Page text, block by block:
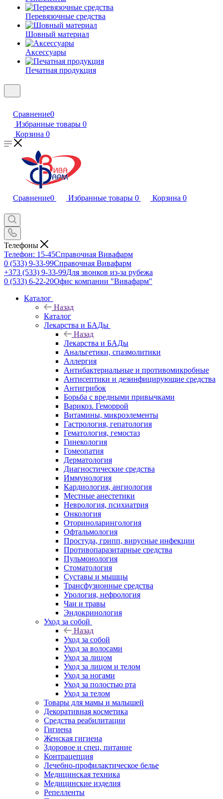
Перевязочные средства
Шовный материал
Аксессуары
Печатная продукция
Сравнение0
Избранные товары 0
Корзина 0
Сравнение0 Избранные товары 0 Корзина 0
Телефоны
Телефон: 15-45Справочная Вивафарм
0 (533) 9-33-99Справочная Вивафарм
+373 (533) 9-33-99Для звонков из-за рубежа
0 (533) 6-22-20Офис компании "Вивафарм"
Каталог
Назад
Каталог
Лекарства и БАДы
Назад
Лекарства и БАДы
Анальгетики, спазмолитики
Аллергия
Антибактериальные и противомикробные
Антисептики и дезинфицирующие средства
Антигрибок
Борьба с вредными привычками
Варикоз. Геморрой
Витамины, микроэлементы
Гастрология, гепатология
Гематология, гемостаз
Гинекология
Гомеопатия
Дерматология
Диагностические средства
Иммунология
Кардиология, ангиология
Местные анестетики
Неврология, психиатрия
Онкология
Оториноларингология
Офтальмология
Простуда, грипп, вирусные инфекции
Противопаразитарные средства
Пульмонология
Стоматология
Суставы и мышцы
Трансфузионные средства
Урология, нефрология
Чаи и травы
Эндокринология
Уход за собой
Назад
Уход за собой
Уход за волосами
Уход за лицом
Уход за лицом и телом
Уход за ногами
Уход за полостью рта
Уход за телом
Товары для мамы и малышей
Декоративная косметика
Средства реабилитации
Гигиена
Женская гигиена
Здоровое и спец. питание
Контрацепция
Лечебно-профилактическое белье
Медицинская техника
Медицинские изделия
Репелленты